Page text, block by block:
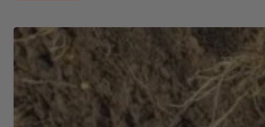
Ackerfutterbau (10)
Bienen (3)